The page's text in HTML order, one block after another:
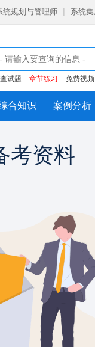
统规划与管理师 系统
查试题 章节练习 免费视频
合知识 案例分析
考资料